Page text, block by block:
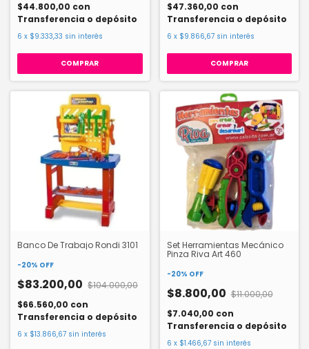
$44.800,00 con
Transferencia o depósito
6 x $9.333,33 sin interés
$47.360,00 con
Transferencia o depósito
6 x $9.866,67 sin interés
Banco De Trabajo Rondi 3101
-20% OFF
$83.200,00 $104.000,00
$66.560,00 con
Transferencia o depósito
6 x $13.866,67 sin interés
Set Herramientas Mecánico
Pinza Riva Art 460
-20% OFF
$8.800,00 $11.000,00
$7.040,00 con
Transferencia o depósito
6 x $1.466,67 sin interés